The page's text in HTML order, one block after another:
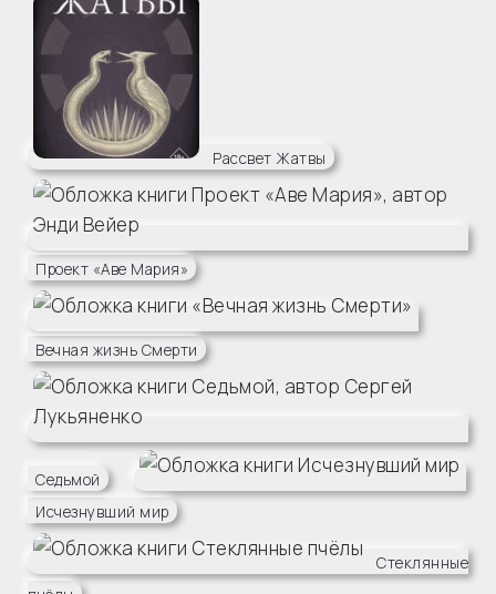
Рассвет Жатвы
Проект «Аве Мария»
Вечная жизнь Смерти
Седьмой
Исчезнувший мир
Стеклянные